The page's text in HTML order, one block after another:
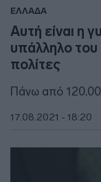
ΕΛΛΑΔΑ
Αυτή είναι η
υπάλληλο
πολίτες
Πάνω από
17.08.2021 - 18:20